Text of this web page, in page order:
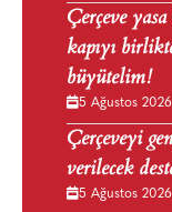
Çerçeve
kapıyı
büyütelim!
5 Ağustos 2026
Çerçeveyi
verilecek
5 Ağustos 2026